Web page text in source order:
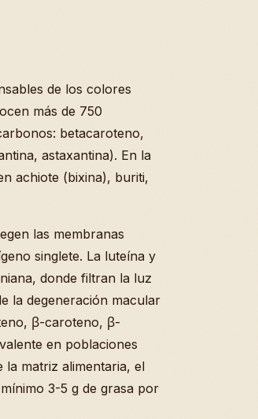
de los colores
más de 750
betacaroteno,
astaxantina). En la
achiote (bixina), buriti,
las membranas
singlete. La luteína y
donde filtran la luz
la degeneración macular
β-caroteno, β-
en poblaciones
la matriz alimentaria, el
3-5 g de grasa por